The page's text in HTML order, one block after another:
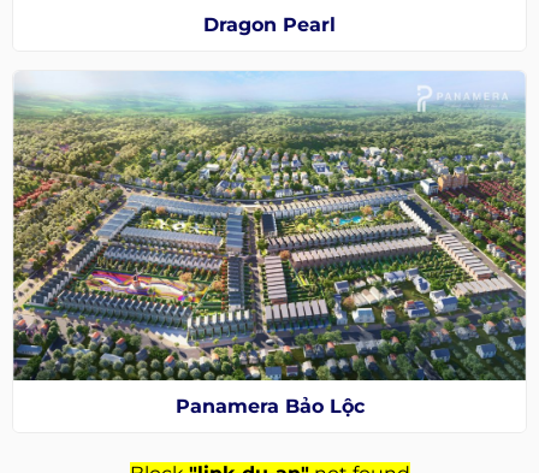
Dragon Pearl
Panamera Bảo Lộc